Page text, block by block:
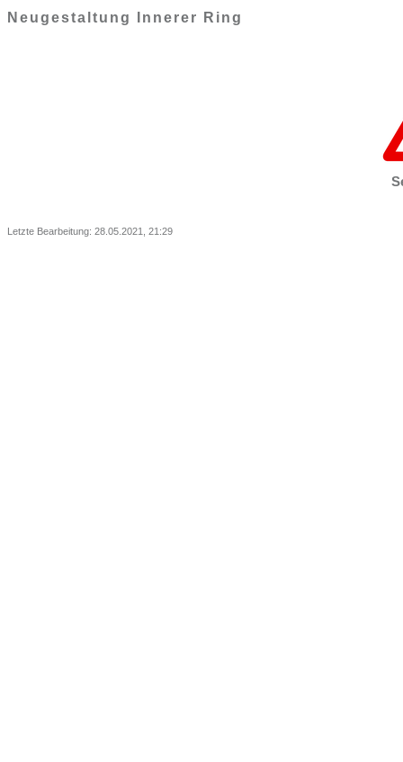
Neugestaltung Innerer Ring
Letzte Bearbeitung: 28.05.2021, 21:29